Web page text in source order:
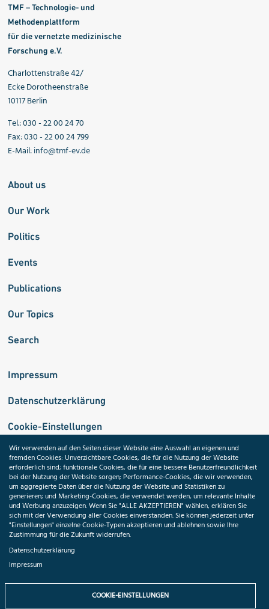
TMF – Technologie- und
Methodenplattform
für die vernetzte medizinische
Forschung e.V.
Charlottenstraße 42/
Ecke Dorotheenstraße
10117 Berlin
Tel.: 030 - 22 00 24 70
Fax: 030 - 22 00 24 799
E-Mail:info@tmf-ev.de
About us
Our Work
Politics
Events
Publications
Our Topics
Search
Impressum
Datenschutzerklärung
Cookie-Einstellungen
Medizininformatik-Initiative
ToolPool Gesundheitsforschung
Folgen Sie uns:
Wir verwenden auf den Seiten dieser Website eine Auswahl an eigenen und
fremden Cookies: Unverzichtbare Cookies, die für die Nutzung der Website
erforderlich sind; funktionale Cookies, die für eine bessere Benutzerfreundlichkeit
bei der Nutzung der Website sorgen; Performance-Cookies, die wir verwenden,
um aggregierte Daten über die Nutzung der Website und Statistiken zu
generieren; und Marketing-Cookies, die verwendet werden, um relevante Inhalte
und Werbung anzuzeigen. Wenn Sie "ALLE AKZEPTIEREN" wählen, erklären Sie
sich mit der Verwendung aller Cookies einverstanden. Sie können jederzeit unter
"Einstellungen" einzelne Cookie-Typen akzeptieren und ablehnen sowie Ihre
Zustimmung für die Zukunft widerrufen.
Datenschutzerklärung
Impressum
COOKIE-EINSTELLUNGEN